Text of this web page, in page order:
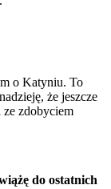
o Katyniu. To
że jeszcze
zdobyciem
do ostatnich